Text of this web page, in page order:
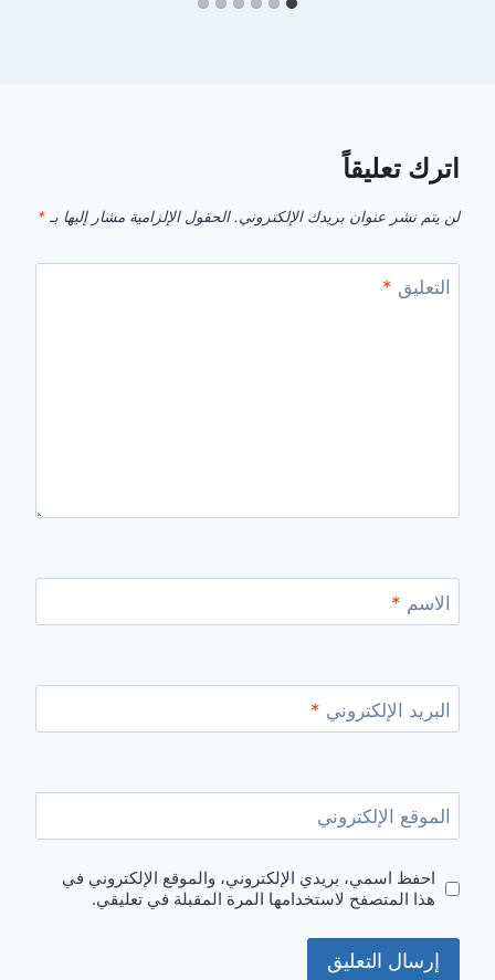
اترك تعليقاً
لن يتم نشر عنوان بريدك الإلكتروني. الحقول الإلزامية مشار إليها بـ *
التعليق *
الاسم *
البريد الإلكتروني *
الموقع الإلكتروني
احفظ اسمي، بريدي الإلكتروني، والموقع الإلكتروني في
هذا المتصفح لاستخدامها المرة المقبلة في تعليقي.